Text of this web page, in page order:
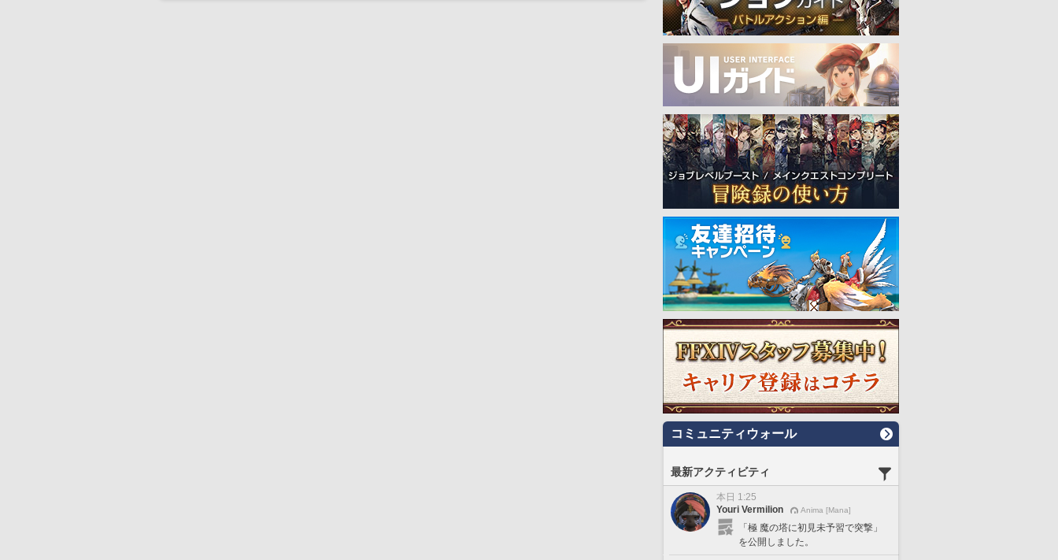
コミュニティウォール
最新アクティビティ
本日 1:25
Youri Vermilion
Anima [Mana]
「極 魔の塔に初見未予習で突撃」
を公開しました。